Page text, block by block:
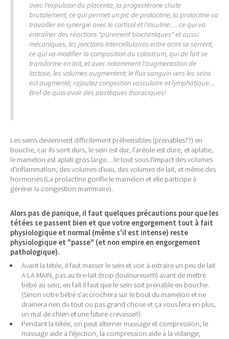
avec l'expulsion du placenta, la progestérone chute
brutalement, ce qui permet un pic de prolactine; la prolactine va
travailler en synergie avec le cortisol et l'insuline..... ce qui va
entraîner des réactions "purement biochimiques" et aussi
mécaniques, les jonctions intercellulaires entre acini se serrent,
ce qui va modifier la composition du colostrum, qui de fait se
transforme en lait, et avec notamment l'augmentation de
lactose, les volumes augmentent; le flux sanguin vers les seins
est augmenté; rajoutez congestion vasculaire et lymphatique....
Bref de quoi avoir des pastèques thoraciques!
Les seins deviennent difficilement préhensibles (prenables??) en
bouche, car ils sont durs, le sein est dur, l'aréole est dure, et aplatie,
le mamelon est aplati gros large.....le tout sous l'impact des volumes
d'inflammation, des volumes d'eau, des volumes de lait, et même des
hormones (La prolactine gonfle le mamelon et elle participe à
gérérer la congestion mammaire).
Alors pas de panique, il faut quelques précautions pour que les
tétées se passent bien et que votre engorgement tout à fait
physiologique et normal (même s'il est intense) reste
physiologique et "passe" (et non empire en engorgement
pathologique).
Avant la tétée, il faut masser le sein et voir à extraire un peu de lait
A LA MAIN, pas au tire-lait (trop douloureux!!!!) avant de mettre
bébé au sein; en fait il faut que le sein soit prenable en bouche.
(Sinon votre bébé s'accrochera sur le bout du mamelon et ne
drainera rien du tout ou pas grand chose et ça vous fera en plus,
un mal de chien et une future crevasse!!)
Pendant la tétée, on peut alterner massage et compression; le
massage aide à l'éjection, la compression aide à la vidange;